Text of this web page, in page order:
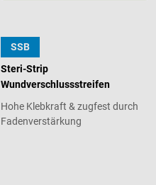
SSB
3M
Steri-Strip
Wundverschlussstreifen
Hohe Klebkraft & zugfest durch
Fadenverstärkung